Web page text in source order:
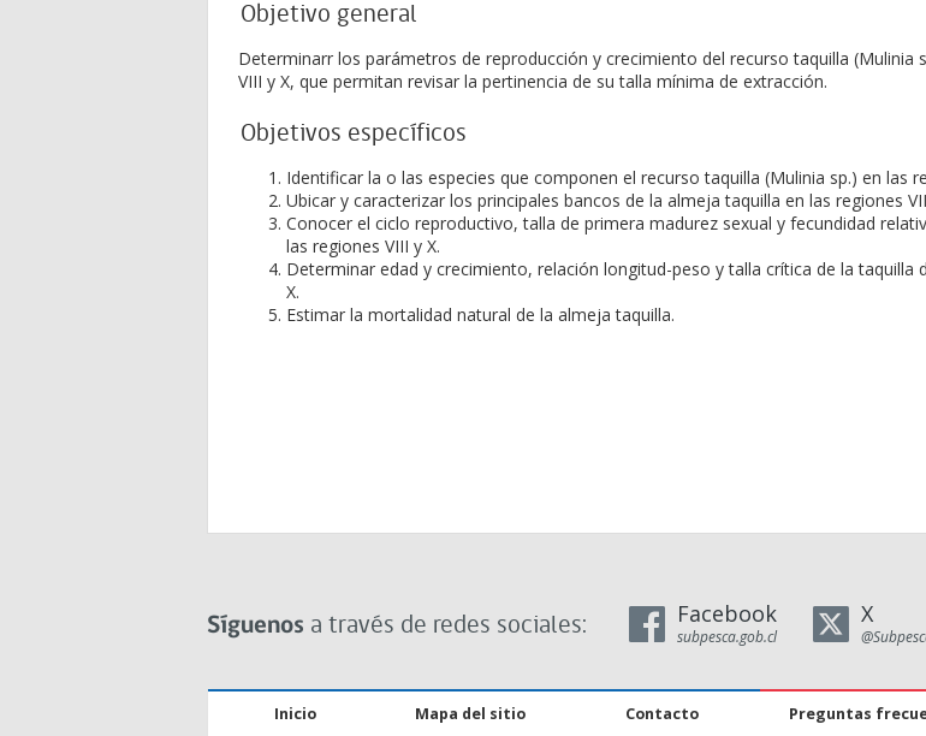
Objetivo general
Determinarr los parámetros de reproducción y crecimiento del recurso taquilla (Mulinia
VIII y X, que permitan revisar la pertinencia de su talla mínima de extracción.
Objetivos específicos
Identificar la o las especies que componen el recurso taquilla (Mulinia sp.) en las
Ubicar y caracterizar los principales bancos de la almeja taquilla en las regiones
Conocer el ciclo reproductivo, talla de primera madurez sexual y fecundidad
las regiones VIII y X.
Determinar edad y crecimiento, relación longitud-peso y talla crítica de la taquilla
X.
Estimar la mortalidad natural de la almeja taquilla.
Síguenos a través de redes sociales: Facebook
subpesca.gob.cl
X
Inicio Mapa del sitio Contacto Preguntas